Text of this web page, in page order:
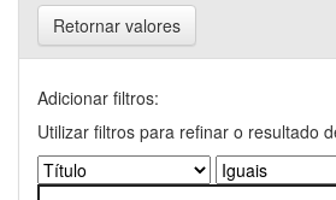
Retornar valores
Adicionar filtros:
Utilizar filtros para refinar o resultado